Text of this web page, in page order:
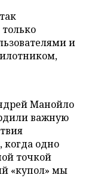
и
Манойло
важную
когда одно
точкой
«купол» мы